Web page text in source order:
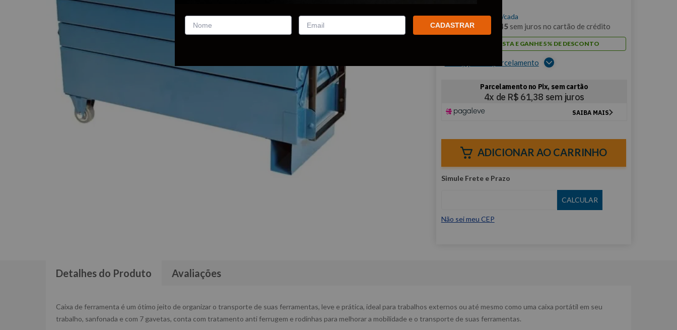
R$245,51 /cada
Em12x de 45sem juros no cartão de crédito
PAGUE À VISTA E GANHE 5% DE DESCONTO
Ver opções de parcelamento
ADICIONAR AO CARRINHO
Não sei meu CEP
Detalhes do Produto Avaliações
Caixa de ferramenta é um ótimo jeito de organizar o transporte de suas ferramentas, leve e prática, ideal para trabalhos externos ou até mesmo como uma caixa portátil em seu
trabalho, sanfonada e com 7 gavetas, conta com tratamento anti ferrugem e rodinhas para melhorar a mobilidade e o transporte de suas ferramentas.
CADASTRAR